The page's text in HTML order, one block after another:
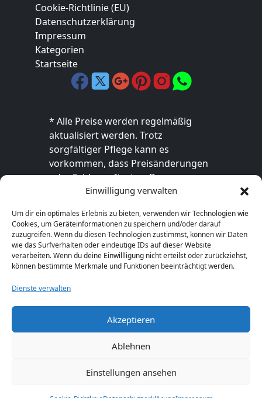
Einwilligung verwalten
Um dir ein optimales Erlebnis zu bieten, verwenden wir Technologien wie
Cookies, um Geräteinformationen zu speichern und/oder darauf
zuzugreifen. Wenn du diesen Technologien zustimmst, können wir Daten
wie das Surfverhalten oder eindeutige IDs auf dieser Website
verarbeiten. Wenn du deine Einwillligung nicht erteilst oder zurückziehst,
können bestimmte Merkmale und Funktionen beeinträchtigt werden.
Dienste verwalten
Akzeptieren
Ablehnen
Einstellungen ansehen
Cookie-Richtlinie (EU)
Datenschutzerklärung
Impressum
Kategorien
Startseite
* Alle Preise werden regelmäßig
aktualisiert werden. Trotz
sorgfältiger Pflege kann es
vorkommen, dass Preisänderungen
oder Fehler auftreten. Der
endgültige Preis sowie die
ausschließlich im jeweiligen Online-
Shop des Anbieters verbindlich. Bitte
überprüfe den Preis vor dem Kauf
direkt beim Händler.
© 2026 GeschenkeFinden.com. Alle Rechte
vorbehalten.